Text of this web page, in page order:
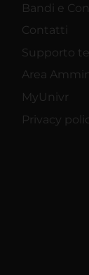
Bandi e
Contatti
Supporto
Area
MyUnivr
Privacy